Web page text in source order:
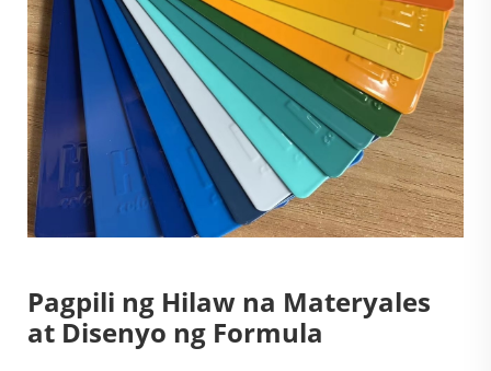
Pagpili ng Hilaw na Materyales
at Disenyo ng Formula